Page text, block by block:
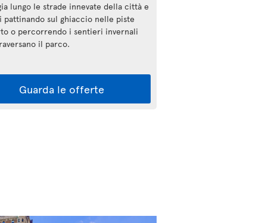
lungo le strade innevate della città e
sul ghiaccio nelle piste
o percorrendo i sentieri invernali
il parco.
Guarda le offerte